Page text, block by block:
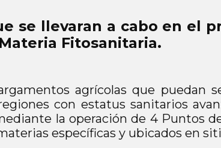
se llevaran a cabo en el
Fitosanitaria.
agrícolas que puedan
con estatus sanitarios
la operación de 4 Puntos
específicas y ubicados en